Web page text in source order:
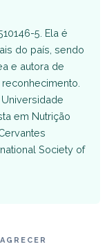
5. Ela é
do país, sendo
e autora de
em Nutrição
Society of